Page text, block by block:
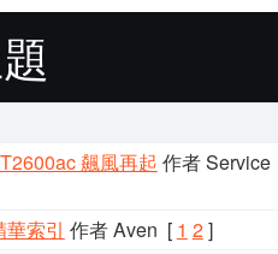
飆風再起 作者 Service
索引 作者 Aven [ 1 2]